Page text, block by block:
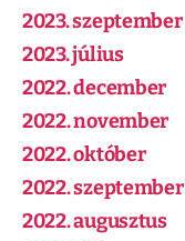
2023. szeptember
2023. július
2022. december
2022. november
2022. október
2022. szeptember
2022. augusztus